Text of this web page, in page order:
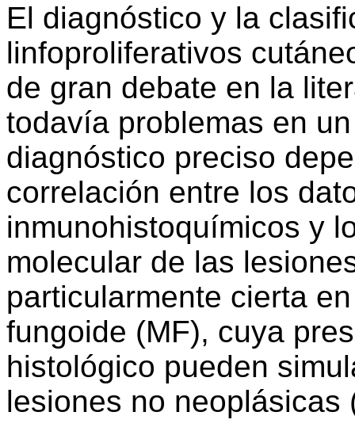
El diagnóstico y la
linfoproliferativos
de gran debate en la
todavía problemas en
diagnóstico preciso
correlación entre los
inmunohistoquímicos y
molecular de las
particularmente cierta
fungoide (MF), cuya
histológico pueden
lesiones no neoplásicas